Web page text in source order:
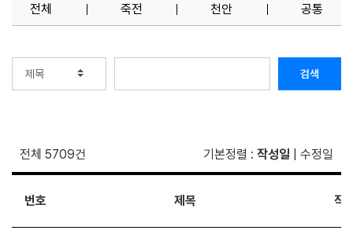
전체 죽전 천안 공통
검색
전체 5709건 기본정렬 : 작성일 수정일
번호 제목 작